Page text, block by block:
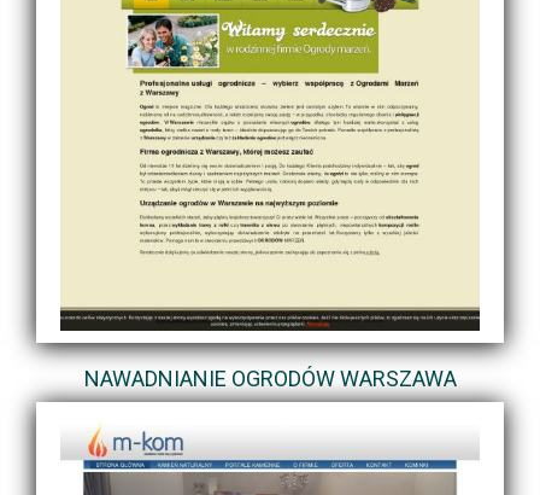
NAWADNIANIE OGRODÓW WARSZAWA